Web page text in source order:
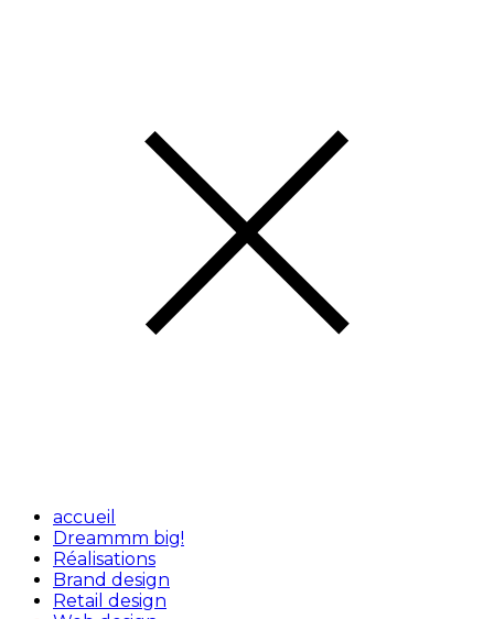
accueil
Dreammm big!
Réalisations
Brand design
Retail design